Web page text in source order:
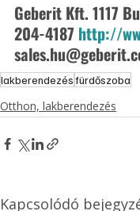
Geberit Kft. 1117
204-4187 http://
lakberendezésfürdőszoba
Otthon, lakberendezés
Kapcsolódó